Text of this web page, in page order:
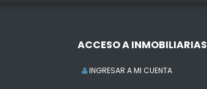
ACCESO A INMOBILIARIAS
INGRESAR A MI CUENTA